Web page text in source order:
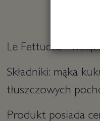
Le Fettucce -
Składniki: mąka
tłuszczowych
Produkt posiada